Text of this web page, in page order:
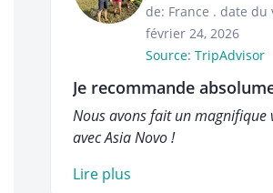
de: France . date du
février 24, 2026
Source: TripAdvisor
Je recommande
Nous avons fait un magnifique
avec Asia Novo !
Lire plus